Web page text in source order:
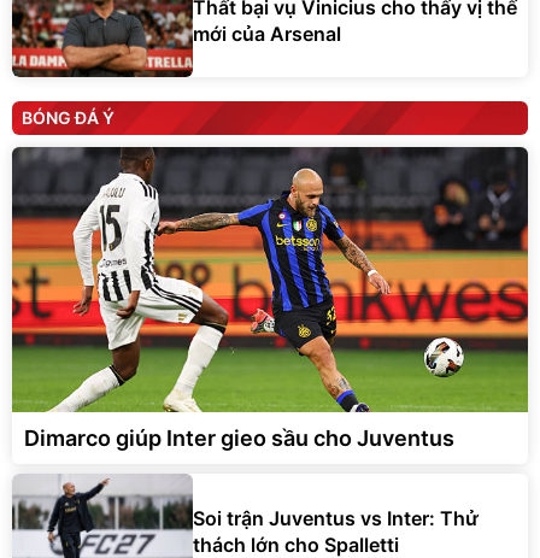
Thất bại vụ Vinicius cho thấy vị thế
mới của Arsenal
BÓNG ĐÁ Ý
Dimarco giúp Inter gieo sầu cho Juventus
Soi trận Juventus vs Inter: Thử
thách lớn cho Spalletti